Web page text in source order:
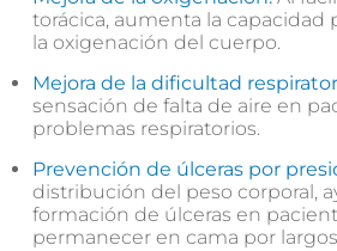
torácica, aumenta la capacidad
la oxigenación del cuerpo.
Mejora de la dificultad
sensación de falta de aire en
problemas respiratorios.
Prevención de úlceras por
distribución del peso corporal,
formación de úlceras en
permanecer en cama por